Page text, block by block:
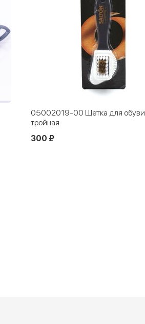
05002019-00 Щетка для обуви
тройная
300 ₽